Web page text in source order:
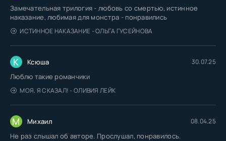
Замечательная трилогия - любовь со смертью, истинное
наказание, любимая для монстра - понравились
ИСТИННОЕ НАКАЗАНИЕ - ОЛЬГА ГУСЕЙНОВА
К Ксюша 30.07.25
Люблю такие романчики
МОЯ. Я СКАЗАЛ! - ОЛИВИЯ ЛЕЙК
М Михаил 08.04.25
Не раз слышал об авторе. Прослушал, понравилось.